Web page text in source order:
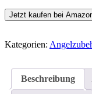
Jetzt kaufen bei
Kategorien:
Beschreibung